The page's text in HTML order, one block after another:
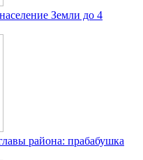
Земли до 4
района: прабабушка